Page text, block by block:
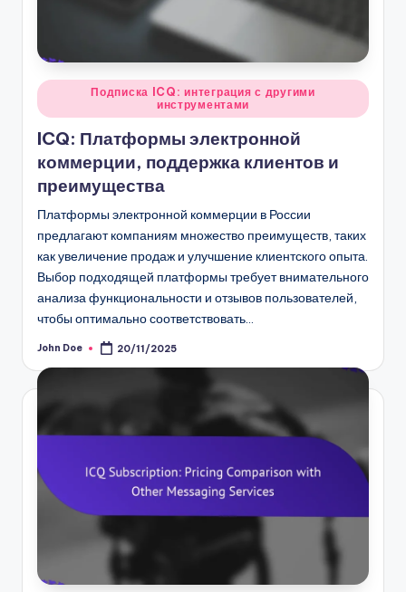
Posted
in
Подписка ICQ: интеграция с другими
инструментами
ICQ: Платформы электронной
коммерции, поддержка клиентов и
преимущества
Платформы электронной коммерции в России
предлагают компаниям множество преимуществ, таких
как увеличение продаж и улучшение клиентского опыта.
Выбор подходящей платформы требует внимательного
анализа функциональности и отзывов пользователей,
чтобы оптимально соответствовать…
Posted
John Doe 20/11/2025